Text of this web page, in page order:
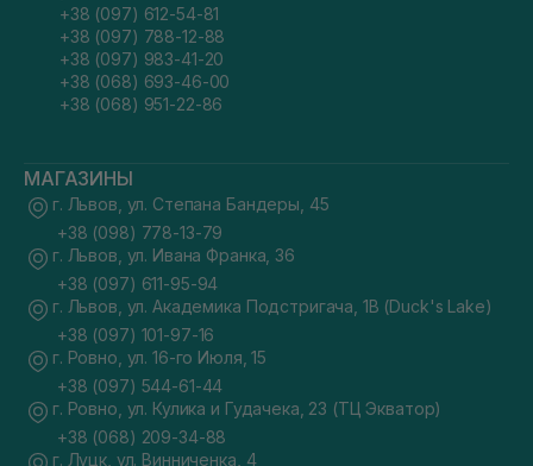
+38 (097) 612-54-81
+38 (097) 788-12-88
+38 (097) 983-41-20
+38 (068) 693-46-00
+38 (068) 951-22-86
МАГАЗИНЫ
г. Львов, ул. Степана Бандеры, 45
+38 (098) 778-13-79
г. Львов, ул. Ивана Франка, 36
+38 (097) 611-95-94
г. Львов, ул. Академика Подстригача, 1В (Duck's Lake)
+38 (097) 101-97-16
г. Ровно, ул. 16-го Июля, 15
+38 (097) 544-61-44
г. Ровно, ул. Кулика и Гудачека, 23 (ТЦ Экватор)
+38 (068) 209-34-88
г. Луцк, ул. Винниченка, 4